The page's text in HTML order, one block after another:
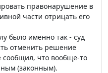
правонарушение в
части отрицать его
было именно так - суд
отменить решение
сообщил, что вообще-то
(законным).